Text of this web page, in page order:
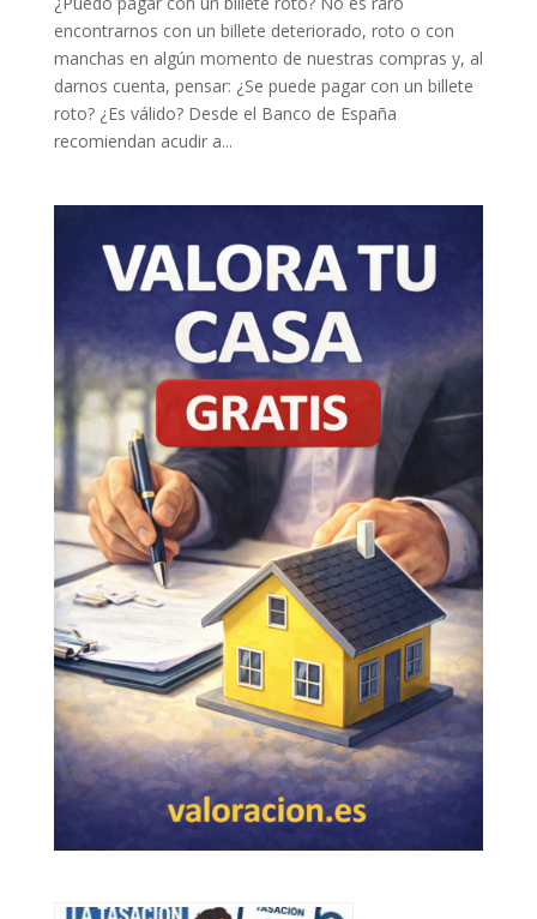
encontrarnos con un billete deteriorado, roto o con
manchas en algún momento de nuestras compras y, al
darnos cuenta, pensar: ¿Se puede pagar con un billete
roto? ¿Es válido? Desde el Banco de España
recomiendan acudir a...